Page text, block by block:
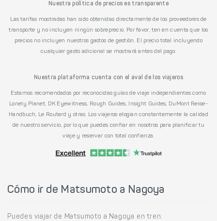
Nuestra política de precios es transparente
Las tarifas mostradas han sido obtenidas directamente de los proveedores de
transporte y no incluyen ningún sobreprecio. Por favor, ten en cuenta que los
precios no incluyen nuestros gastos de gestión. El precio total incluyendo
cualquier gasto adicional se mostrará antes del pago.
Nuestra plataforma cuenta con el aval de los viajeros
Estamos recomendados por reconocidas guías de viaje independientes como
Lonely Planet, DK Eyewitness, Rough Guides, Insight Guides, DuMont Reise-
Handbuch, Le Routard y otras. Los viajeros elogian constantemente la calidad
de nuestro servicio, por lo que puedes confiar en nosotros para planificar tu
viaje y reservar con total confianza.
Cómo ir de Matsumoto a Nagoya
Puedes viajar de Matsumoto a Nagoya en tren.